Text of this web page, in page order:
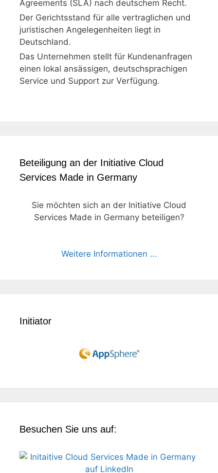
Agreements (SLA) nach deutschem Recht.
Der Gerichtsstand für alle vertraglichen und
juristischen Angelegenheiten liegt in
Deutschland.
Das Unternehmen stellt für Kundenanfragen
einen lokal ansässigen, deutschsprachigen
Service und Support zur Verfügung.
Beteiligung an der Initiative Cloud
Services Made in Germany
Sie möchten sich an der Initiative Cloud
Services Made in Germany beteiligen?
Weitere Informationen ...
Initiator
Besuchen Sie uns auf: